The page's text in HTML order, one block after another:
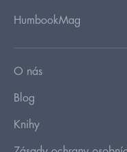
HumbookMag
O nás
Blog
Knihy